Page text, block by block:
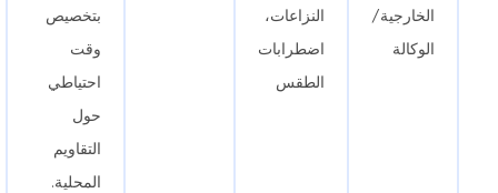
الخارجية/
الوكالة
النزاعات،
اضطرابات
الطقس
بتخصيص
وقت
احتياطي
حول
التقاويم
المحلية.